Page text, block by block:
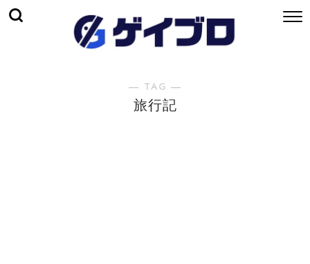
― TAG ―
旅行記